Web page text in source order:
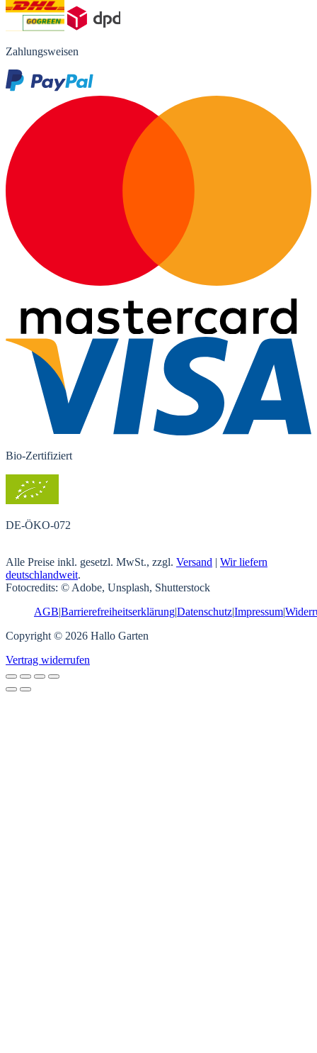
Zahlungsweisen
Bio-Zertifiziert
DE-ÖKO-072
Alle Preise inkl. gesetzl. MwSt., zzgl. Versand | Wir liefern
deutschlandweit.
Fotocredits: © Adobe, Unsplash, Shutterstock
AGB|Barrierefreiheitserklärung|Datenschutz|Impressum|
Copyright © 2026 Hallo Garten
Vertrag widerrufen